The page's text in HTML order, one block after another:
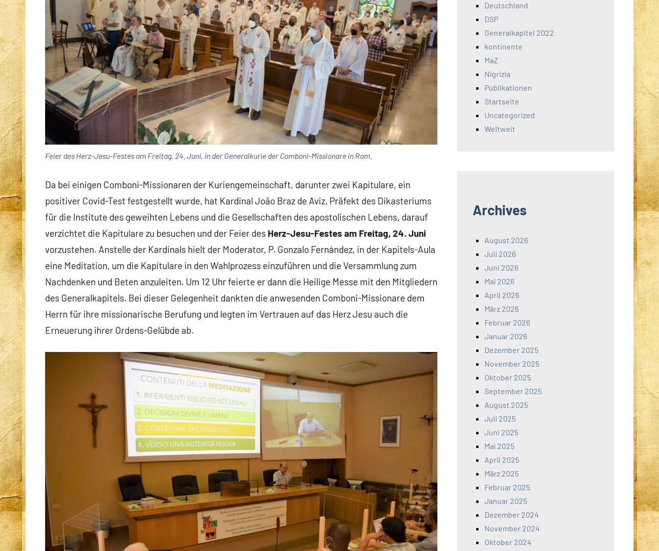
Feier des Herz-Jesu-Festes am Freitag, 24. Juni, in der Generalkurie der Comboni-Missionare in Rom.
Da bei einigen Comboni-Missionaren der Kuriengemeinschaft, darunter zwei Kapitulare, ein
positiver Covid-Test festgestellt wurde, hat Kardinal João Braz de Aviz, Präfekt des Dikasteriums
für die Institute des geweihten Lebens und die Gesellschaften des apostolischen Lebens, darauf
verzichtet die Kapitulare zu besuchen und der Feier des Herz-Jesu-Festes am Freitag, 24. Juni
vorzustehen. Anstelle der Kardinals hielt der Moderator, P. Gonzalo Fernández, in der Kapitels-Aula
eine Meditation, um die Kapitulare in den Wahlprozess einzuführen und die Versammlung zum
Nachdenken und Beten anzuleiten. Um 12 Uhr feierte er dann die Heilige Messe mit den Mitgliedern
des Generalkapitels. Bei dieser Gelegenheit dankten die anwesenden Comboni-Missionare dem
Herrn für ihre missionarische Berufung und legten im Vertrauen auf das Herz Jesu auch die
Erneuerung ihrer Ordens-Gelübde ab.
Deutschland
DSP
Generalkapitel 2022
kontinente
MaZ
Nigrizia
Publikationen
Startseite
Uncategorized
Weltweit
Archives
August 2026
Juli 2026
Juni 2026
Mai 2026
April 2026
März 2026
Februar 2026
Januar 2026
Dezember 2025
November 2025
Oktober 2025
September 2025
August 2025
Juli 2025
Juni 2025
Mai 2025
April 2025
März 2025
Februar 2025
Januar 2025
Dezember 2024
November 2024
Oktober 2024